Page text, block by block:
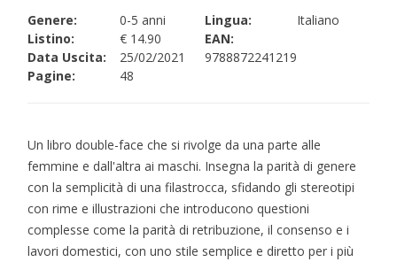
Genere:
0-5 anni
Listino:
€ 14.90
Data Uscita:
25/02/2021
Pagine:
48
Lingua:
Italiano
EAN:
9788872241219
Un libro double-face che si rivolge da una parte alle
femmine e dall'altra ai maschi. Insegna la parità di genere
con la semplicità di una filastrocca, sfidando gli stereotipi
con rime e illustrazioni che introducono questioni
complesse come la parità di retribuzione, il consenso e i
lavori domestici, con uno stile semplice e diretto per i più